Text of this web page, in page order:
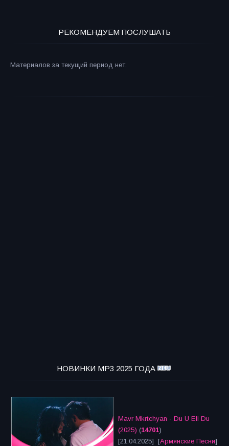
РЕКОМЕНДУЕМ ПОСЛУШАТЬ
Материалов за текущий период нет.
НОВИНКИ MP3 2025 ГОДА
Mavr Mkrtchyan - Du U Eli Du
(2025) (14701)
[21.04.2025] [Армянские Песни]